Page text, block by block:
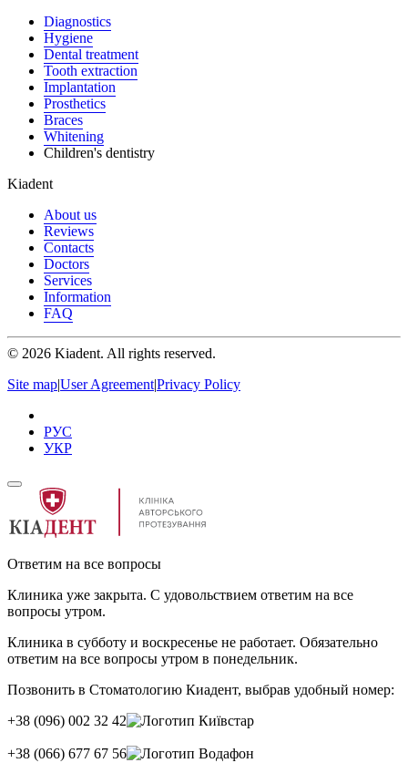
Diagnostics
Hygiene
Dental treatment
Tooth extraction
Implantation
Prosthetics
Braces
Whitening
Children's dentistry
Kiadent
About us
Reviews
Contacts
Doctors
Services
Information
FAQ
© 2026 Kiadent. All rights reserved.
Site map|User Agreement|Privacy Policy
РУС
УКР
Ответим на все вопросы
Клиника уже закрыта. С удовольствием ответим на все
вопросы утром.
Клиника в субботу и воскресенье не работает. Обязательно
ответим на все вопросы утром в понедельник.
Позвонить в Стоматологию Киадент, выбрав удобный номер:
+38 (096) 002 32 42
+38 (066) 677 67 56